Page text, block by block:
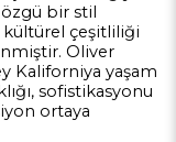
bir stil
kültürel çeşitliliği
Oliver
Kaliforniya yaşam
sofistikasyonu
ortaya